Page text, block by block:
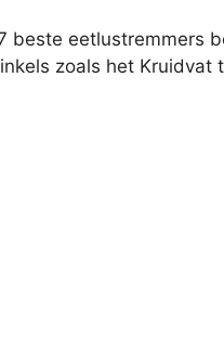
beste eetlustremmers
zoals het Kruidvat